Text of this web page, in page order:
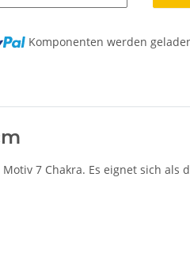
Komponenten werden
7 Chakra. Es eignet sich als